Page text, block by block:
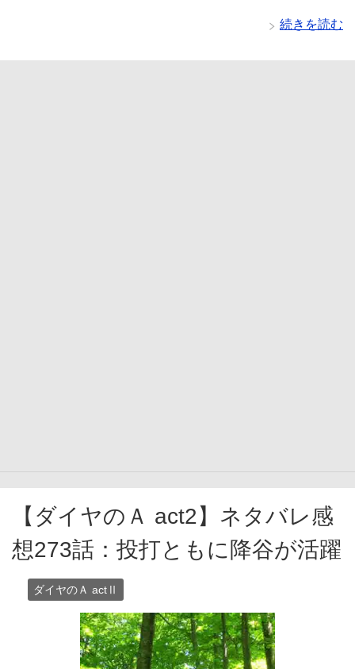
続きを読む
【ダイヤのＡ act2】ネタバレ感
想273話：投打ともに降谷が活躍
ダイヤのＡ actⅡ